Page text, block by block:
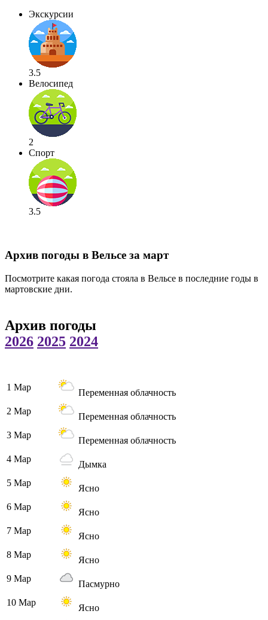
Экскурсии
3.5
Велосипед
2
Спорт
3.5
Архив погоды в Вельсе за март
Посмотрите какая погода стояла в Вельсе в последние годы в
мартовские дни.
Архив погоды
2026 2025 2024
1 Мар
Переменная облачность
2 Мар
Переменная облачность
3 Мар
Переменная облачность
4 Мар
Дымка
5 Мар
Ясно
6 Мар
Ясно
7 Мар
Ясно
8 Мар
Ясно
9 Мар
Пасмурно
10 Мар
Ясно